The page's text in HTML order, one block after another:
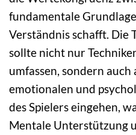
fundamentale
Verständnis schafft. Die
sollte nicht nur
umfassen, sondern
emotionalen und
des Spielers eingehen,
Mentale Unterstützung